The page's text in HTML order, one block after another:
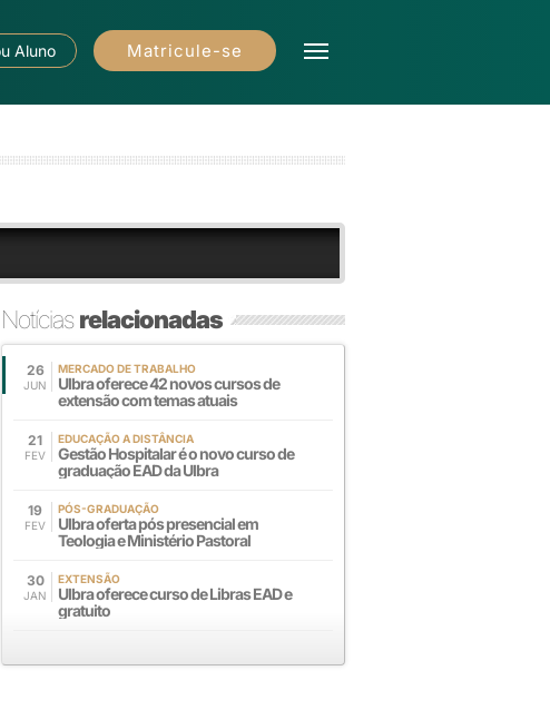
Aluno Matricule-se
Notíciasrelacionadas
26
JUN
MERCADO DE TRABALHO
Ulbra oferece 42 novos cursos de
extensão com temas atuais
21
FEV
EDUCAÇÃO A DISTÂNCIA
Gestão Hospitalar é o novo curso de
graduação EAD da Ulbra
19
FEV
PÓS-GRADUAÇÃO
Ulbra oferta pós presencial em
Teologia e Ministério Pastoral
30
JAN
EXTENSÃO
Ulbra oferece curso de Libras EAD e
gratuito